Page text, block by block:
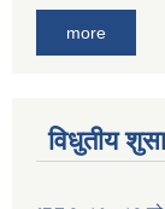
more
विधुतीय